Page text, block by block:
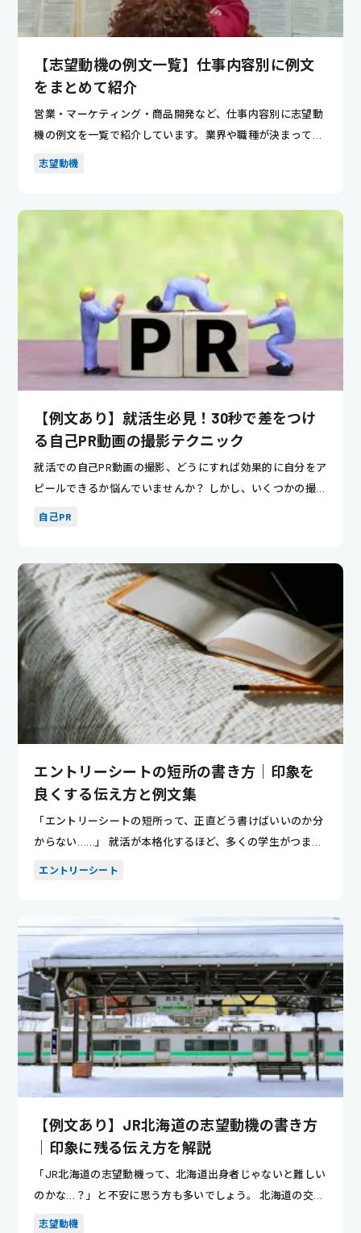
【志望動機の例文一覧】仕事内容別に例文
をまとめて紹介
営業・マーケティング・商品開発など、仕事内容別に志望動
機の例文を一覧で紹介しています。業界や職種が決まってい
ない人でも、...
志望動機
【例文あり】就活生必見！30秒で差をつけ
る自己PR動画の撮影テクニック
就活での自己PR動画の撮影、どうにすれば効果的に自分をア
ピールできるか悩んでいませんか？ しかし、いくつかの撮影
自己PR
エントリーシートの短所の書き方｜印象を
良くする伝え方と例文集
「エントリーシートの短所って、正直どう書けばいいのか分
からない……」 就活が本格化するほど、多くの学生がつまず
エントリーシート
【例文あり】JR北海道の志望動機の書き方
｜印象に残る伝え方を解説
「JR北海道の志望動機って、北海道出身者じゃないと難しい
のかな…？」と不安に思う方も多いでしょう。 北海道の交通
を支える...
志望動機